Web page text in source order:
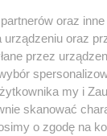
oraz
oraz
przez
my i
skanować
o zgodę na